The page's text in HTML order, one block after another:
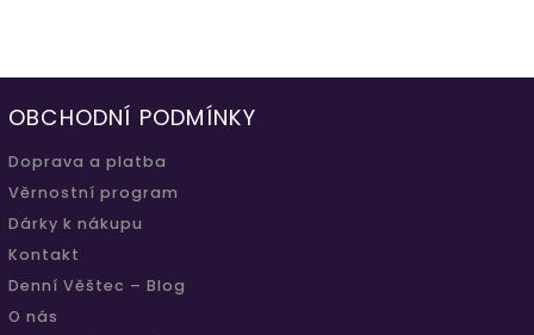
OBCHODNÍ PODMÍNKY
Doprava a platba
Věrnostní program
Dárky k nákupu
Kontakt
Denní Věštec – Blog
O nás